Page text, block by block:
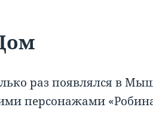
раз появлялся в
персонажами